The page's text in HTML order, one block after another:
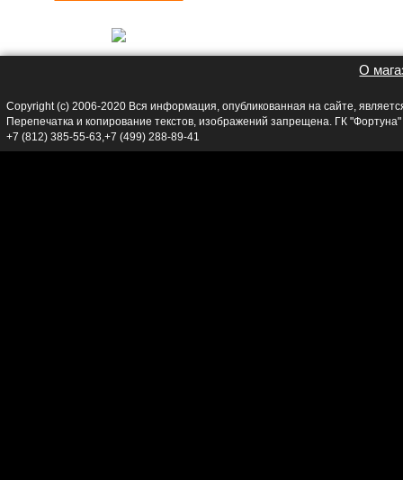
О
Copyright (c) 2006-2020 Вся информация, опубликованная на сайте,
Перепечатка и копирование текстов, изображений запрещена. ГК "Фортуна"
+7 (812) 385-55-63,+7 (499) 288-89-41